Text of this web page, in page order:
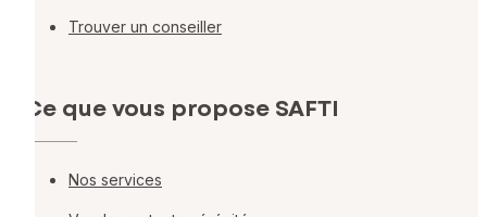
Trouver un conseiller
Ce que vous propose SAFTI
Nos services